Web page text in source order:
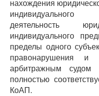
нахождения
деятельность
индивидуального
пределы одного
правонарушения и
арбитражным судом
полностью
КоАП.